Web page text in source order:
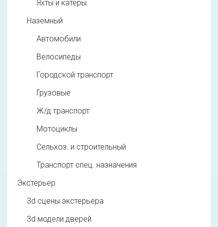
Яхты и катеры
Наземный
Автомобили
Велосипеды
Городской транспорт
Грузовые
Ж/д транспорт
Мотоциклы
Сельхоз. и строительный
Транспорт спец. назначения
Экстерьер
3d cцены экстерьера
3d модели дверей